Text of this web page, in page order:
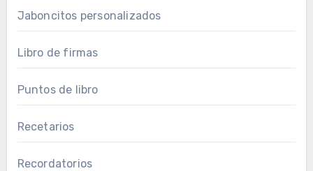
Jaboncitos personalizados
Libro de firmas
Puntos de libro
Recetarios
Recordatorios